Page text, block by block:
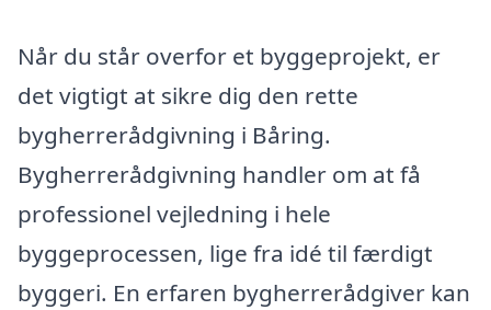
Når du står overfor et byggeprojekt, er
det vigtigt at sikre dig den rette
bygherrerådgivning i Båring.
Bygherrerådgivning handler om at få
professionel vejledning i hele
byggeprocessen, lige fra idé til færdigt
byggeri. En erfaren bygherrerådgiver kan